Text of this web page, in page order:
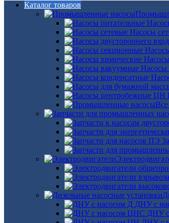
Каталог товаров
Насосы
Насосы
ДНУ с
ДНУ